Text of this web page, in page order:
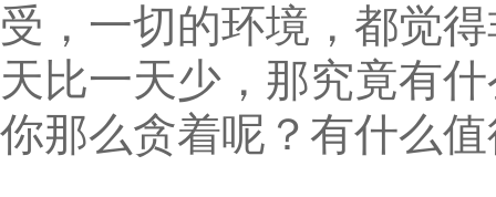
受，一切的环境，都觉
天比一天少，那究竟有
你那么贪着呢？有什么